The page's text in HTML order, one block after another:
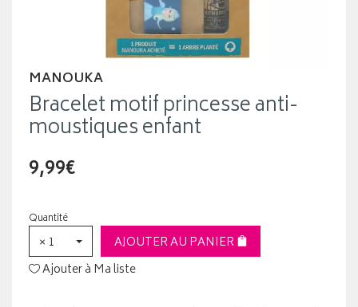
MANOUKA
Bracelet motif princesse anti-
moustiques enfant
9,99€
Quantité
× 1
AJOUTER AU PANIER
Ajouter à Ma liste